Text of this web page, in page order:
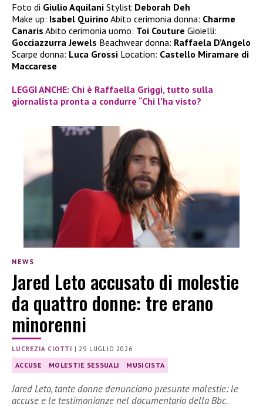
Foto di Giulio Aquilani Stylist Deborah Deh
Make up: Isabel Quirino Abito cerimonia donna: Charme
Canaris Abito cerimonia uomo: Toi Couture Gioielli:
Gocciazzurra Jewels Beachwear donna: Raffaela D’Angelo
Scarpe donna: Luca Grossi Location: Castello Miramare di
Maccarese
LEGGI ANCHE: Chi è Raffaella Griggi, tutto sulla
giornalista pronta a condurre “Chi l’ha visto?
NEWS
Jared Leto accusato di molestie
da quattro donne: tre erano
minorenni
LUCREZIA CIOTTI |29 LUGLIO 2026
ACCUSE MOLESTIE SESSUALI MUSICISTA
Jared Leto, tante donne denunciano presunte molestie: le
accuse e le testimonianze nel documentario della Bbc.